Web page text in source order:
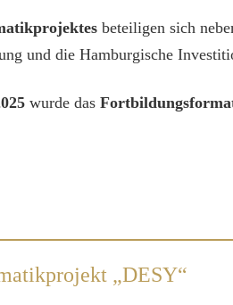
beteiligen sich
und die Hamburgische
wurde das
„DESY“